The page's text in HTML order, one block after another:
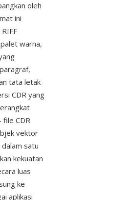
oleh
ini
warna,
tata letak
CDR yang
file CDR
vektor
satu
kekuatan
luas
ke
aplikasi